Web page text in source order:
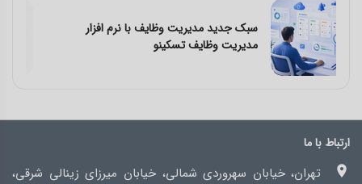
چالش‌ های کار تیمی و راه‌ حل آن با نرم افزار
مدیریت وظایف تسکینو
ارتباط با ما
تهران، خیابان سهروردی شمالی، خیابان میرزای زینالی شرقی،